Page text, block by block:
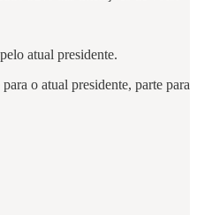
atual presidente.
o atual presidente, parte para